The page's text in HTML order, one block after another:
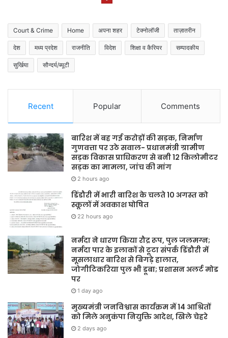
Court & Crime Home अपना शहर टेक्नोलॉजी ताज़ातरीन
देश मध्य प्रदेश राजनीति विदेश शिक्षा व कैरियर सम्पादकीय
सुर्खिया सौन्दर्य/ब्यूटी
Recent Popular Comments
बारिश में बह गई करोड़ों की सड़क, निर्माण
गुणवत्ता पर उठे सवाल- प्रधानमंत्री ग्रामीण
सड़क विकास प्राधिकरण से बनी 12 किलोमीटर
सड़क का मामला, जांच की मांग
2 hours ago
डिंडौरी में भारी बारिश के चलते 10 अगस्त को
स्कूलों में अवकाश घोषित
22 hours ago
नर्मदा ने धारण किया रौद्र रूप, पुल जलमग्न;
नर्मदा पार के इलाकों से टूटा संपर्क डिंडौरी में
मूसलाधार बारिश से बिगड़े हालात,
जोगीटिकरिया पुल भी डूबा; प्रशासन अलर्ट मोड
पर
1 day ago
मुख्यमंत्री जनविश्वास कार्यक्रम में 14 आश्रितों
को मिले अनुकंपा नियुक्ति आदेश, खिले चेहरे
2 days ago